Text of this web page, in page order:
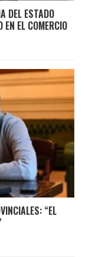
DEL ESTADO
EL COMERCIO
“EL